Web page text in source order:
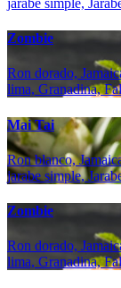
Zombie
Ron dorado,
lima, Granadina,
Mai Tai
Ron blanco,
jarabe simple,
Zombie
Ron dorado,
lima, Granadina,